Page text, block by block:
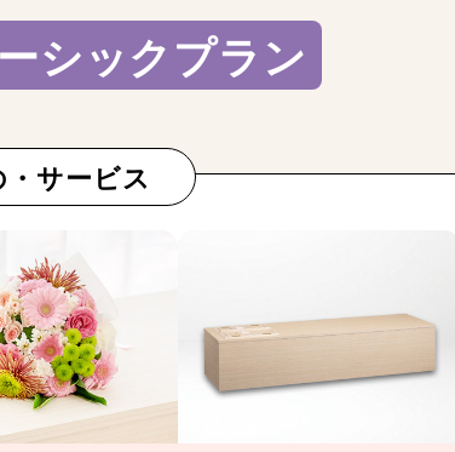
シックプラン
サービス